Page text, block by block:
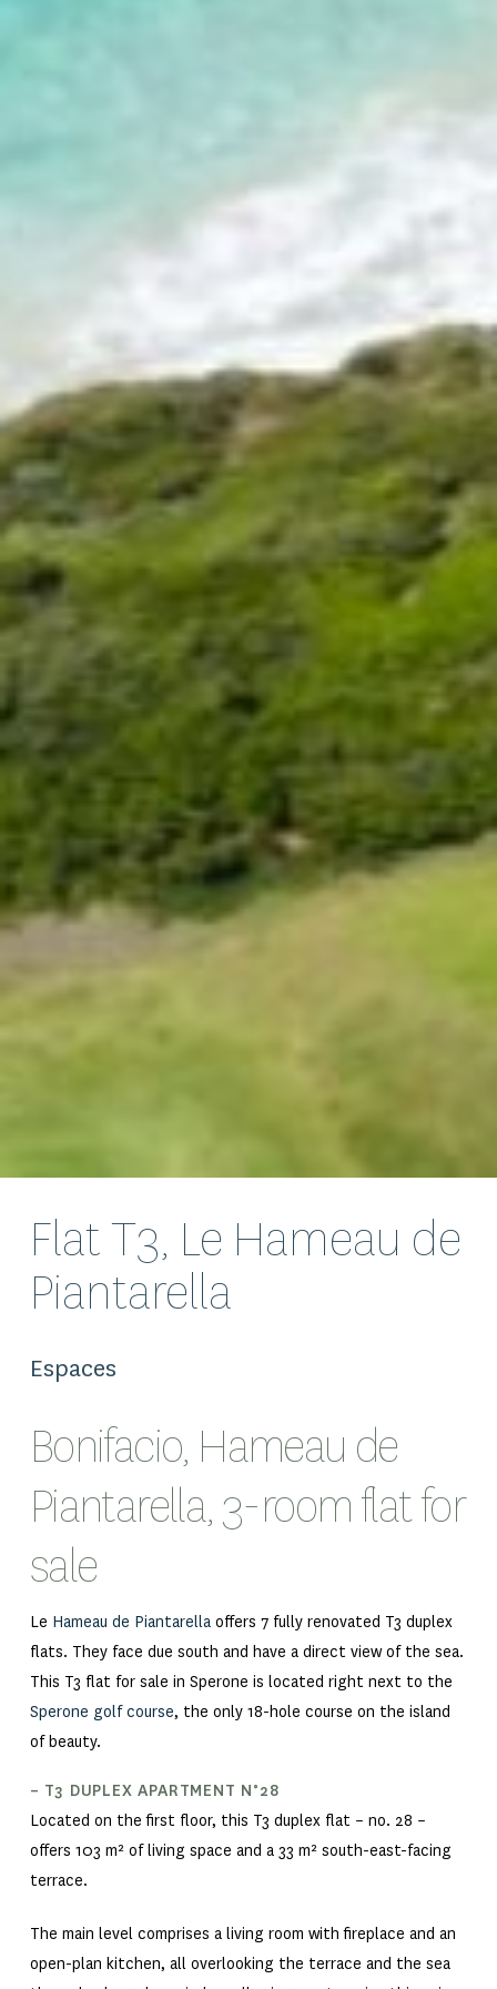
Flat T3, Le Hameau de
Piantarella
Espaces
Bonifacio, Hameau de
Piantarella, 3-room flat for
sale
Le Hameau de Piantarellaoffers 7 fully renovated T3 duplex
flats. They face due south and have a direct view of the sea.
This T3 flat for sale in Sperone is located right next to the
Sperone golf course, the only 18-hole course on the island
of beauty.
– T3 DUPLEX APARTMENT N°28
Located on the first floor, this T3 duplex flat – no. 28 –
offers 103 m² of living space and a 33 m² south-east-facing
terrace.
The main level comprises a living room with fireplace and an
open-plan kitchen, all overlooking the terrace and the sea